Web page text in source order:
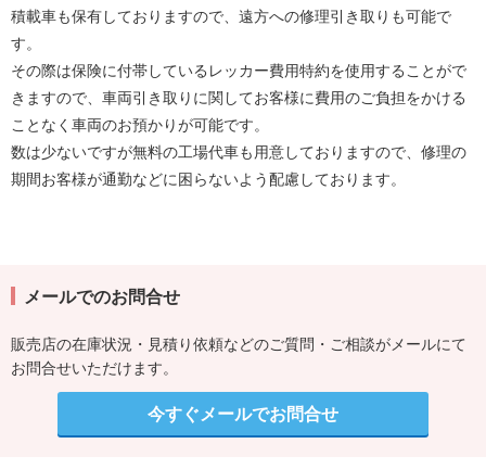
積載車も保有しておりますので、遠方への修理引き取りも可能で
す。
その際は保険に付帯しているレッカー費用特約を使用することがで
きますので、車両引き取りに関してお客様に費用のご負担をかける
ことなく車両のお預かりが可能です。
数は少ないですが無料の工場代車も用意しておりますので、修理の
期間お客様が通勤などに困らないよう配慮しております。
メールでのお問合せ
販売店の在庫状況・見積り依頼などのご質問・ご相談がメールにて
お問合せいただけます。
今すぐメールでお問合せ